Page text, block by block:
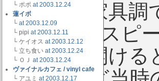
└ ポポ at 2003.12.24
蓮イボ
└ at 2003.12.09
└ pipi at 2003.12.11
└ ケイオス at 2003.12.12
└ 立ち食い at 2003.12.24
└ ＯＪ at 2003.12.24
ヴァイナルカフェ / vinyl cafe
└ アユミ at 2003.12.17
木目の家具調
り、4つのスピ
（笑）を開け